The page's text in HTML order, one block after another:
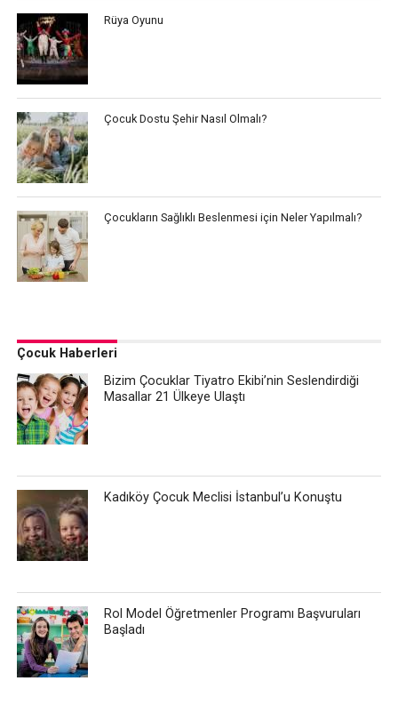
Rüya Oyunu
Çocuk Dostu Şehir Nasıl Olmalı?
Çocukların Sağlıklı Beslenmesi için Neler Yapılmalı?
Çocuk Haberleri
Bizim Çocuklar Tiyatro Ekibi’nin Seslendirdiği
Masallar 21 Ülkeye Ulaştı
Kadıköy Çocuk Meclisi İstanbul’u Konuştu
Rol Model Öğretmenler Programı Başvuruları
Başladı